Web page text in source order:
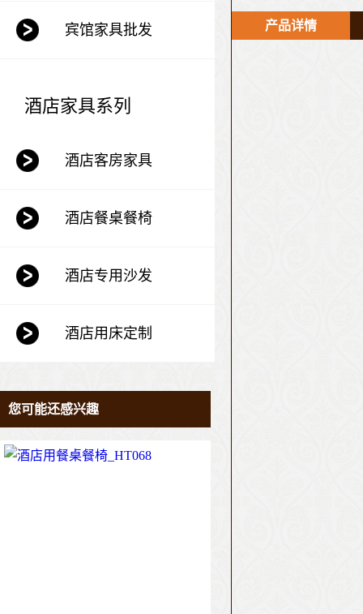
宾馆家具批发
酒店家具系列
酒店客房家具
酒店餐桌餐椅
酒店专用沙发
酒店用床定制
您可能还感兴趣
产品详情